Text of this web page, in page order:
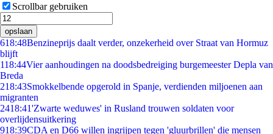
Scrollbar gebruiken
opslaan
618:48Benzineprijs daalt verder, onzekerheid over Straat van Hormuz
blijft
118:44Vier aanhoudingen na doodsbedreiging burgemeester Depla van
Breda
218:43Smokkelbende opgerold in Spanje, verdienden miljoenen aan
migranten
2418:41'Zwarte weduwes' in Rusland trouwen soldaten voor
overlijdensuitkering
918:39CDA en D66 willen ingrijpen tegen 'gluurbrillen' die mensen